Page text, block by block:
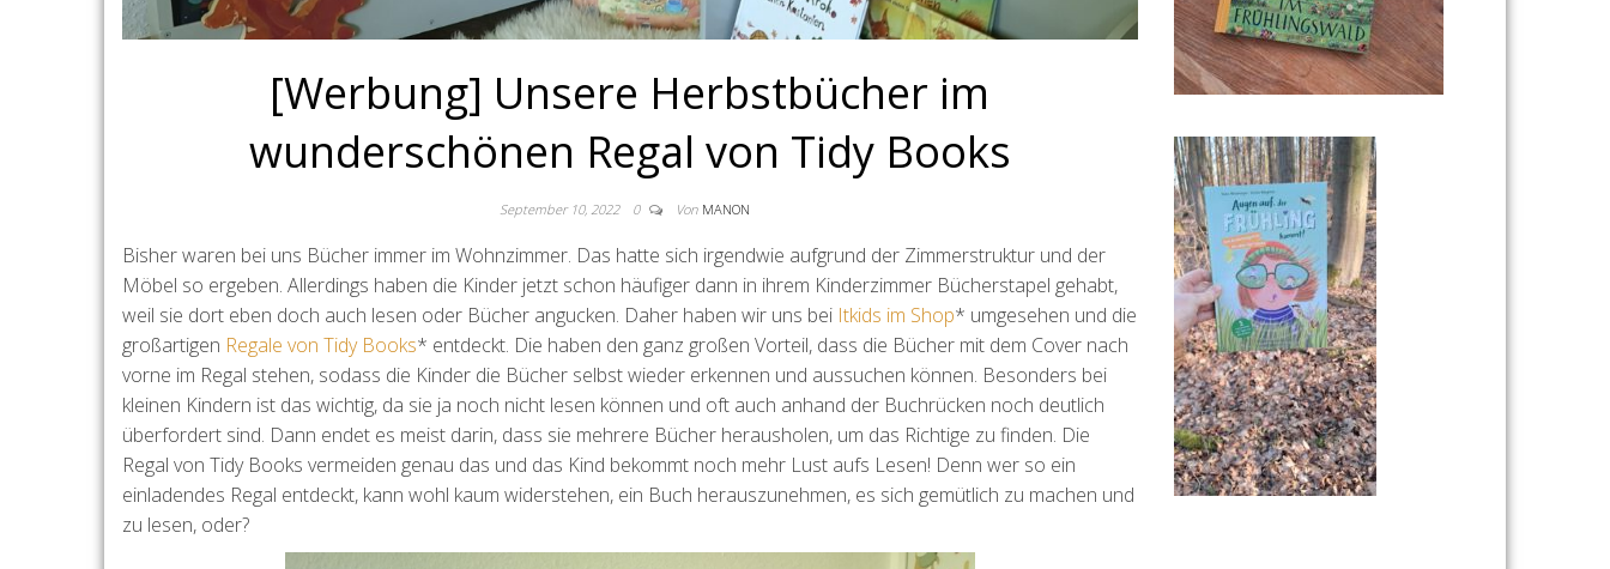
[Werbung] Unsere Herbstbücher im
wunderschönen Regal von Tidy Books
September 10, 2022 0 Von MANON
Bisher waren bei uns Bücher immer im Wohnzimmer. Das hatte sich irgendwie aufgrund der Zimmerstruktur und der
Möbel so ergeben. Allerdings haben die Kinder jetzt schon häufiger dann in ihrem Kinderzimmer Bücherstapel gehabt,
weil sie dort eben doch auch lesen oder Bücher angucken. Daher haben wir uns bei Itkids im Shop* umgesehen und die
großartigen Regale von Tidy Books* entdeckt. Die haben den ganz großen Vorteil, dass die Bücher mit dem Cover nach
vorne im Regal stehen, sodass die Kinder die Bücher selbst wieder erkennen und aussuchen können. Besonders bei
kleinen Kindern ist das wichtig, da sie ja noch nicht lesen können und oft auch anhand der Buchrücken noch deutlich
überfordert sind. Dann endet es meist darin, dass sie mehrere Bücher herausholen, um das Richtige zu finden. Die
Regal von Tidy Books vermeiden genau das und das Kind bekommt noch mehr Lust aufs Lesen! Denn wer so ein
einladendes Regal entdeckt, kann wohl kaum widerstehen, ein Buch herauszunehmen, es sich gemütlich zu machen und
zu lesen, oder?